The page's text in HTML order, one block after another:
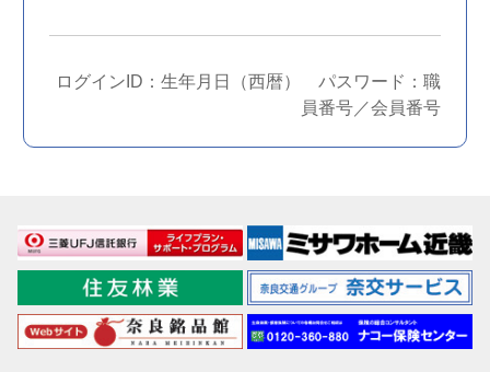
ログインID：生年月日（西暦） パスワード：職
員番号／会員番号